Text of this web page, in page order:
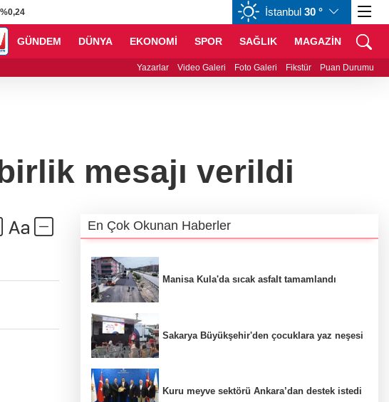
%0,24 CAD 34,0066%0,19
İstanbul 30 °
GÜNDEM DÜNYA EKONOMİ SPOR SAĞLIK MAGAZİN
- Kuru meyve sektörü Ankara’dan destek istedi
Yazarlar Video Galeri Foto Galeri Fikstür Puan Durumu
mesajı verildi
En Çok Okunan Haberler
Manisa Kula'da sıcak asfalt tamamlandı
Sakarya Büyükşehir'den çocuklara yaz neşesi
Kuru meyve sektörü Ankara’dan destek istedi